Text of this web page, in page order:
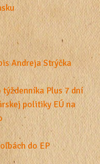
Andreja Strýčka
Plus 7 dní
politiky EÚ na
do EP